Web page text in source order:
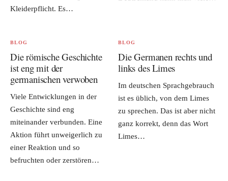
Kleiderpflicht. Es…
BLOG
Die römische Geschichte
ist eng mit der
germanischen verwoben
Viele Entwicklungen in der
Geschichte sind eng
miteinander verbunden. Eine
Aktion führt unweigerlich zu
einer Reaktion und so
befruchten oder zerstören…
BLOG
Die Germanen rechts und
links des Limes
Im deutschen Sprachgebrauch
ist es üblich, von dem Limes
zu sprechen. Das ist aber nicht
ganz korrekt, denn das Wort
Limes…